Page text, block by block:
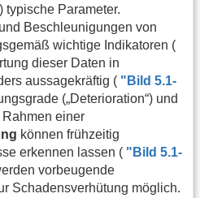
typische Parameter.
Beschleunigungen von
wichtige Indikatoren (
dieser Daten in
aussagekräftig ( "Bild 5.1-
(„Deterioration“) und
einer
können frühzeitig
erkennen lassen ( "Bild 5.1-
vorbeugende
Schadensverhütung möglich.